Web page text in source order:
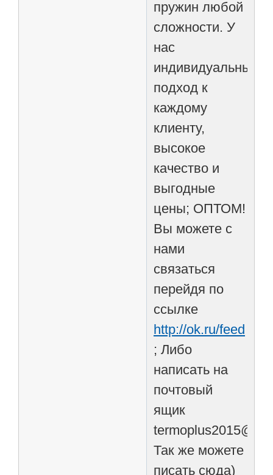
пружин любой
сложности. У
нас
индивидуальный
подход к
каждому
клиенту,
высокое
качество и
выгодные
цены; ОПТОМ!
Вы можете с
нами
связаться
перейдя по
ссылке
http://ok.ru/feed
; Либо
написать на
почтовый
ящик
Так же можете
писать сюда)